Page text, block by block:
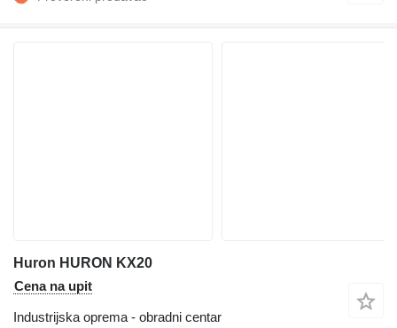
Huron HURON KX20
Cena na upit
Industrijska oprema - obradni centar